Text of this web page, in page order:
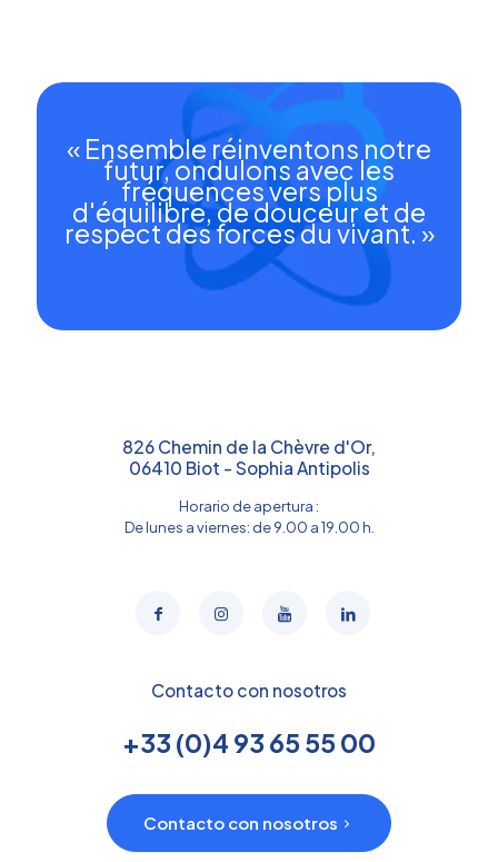
« Ensemble réinventons notre
futur, ondulons avec les
fréquences vers plus
d'équilibre, de douceur et de
respect des forces du vivant. »
826 Chemin de la Chèvre d'Or,
06410 Biot - Sophia Antipolis
Horario de apertura :
De lunes a viernes: de 9.00 a 19.00 h.
Contacto con nosotros
+33 (0)4 93 65 55 00
Contacto con nosotros